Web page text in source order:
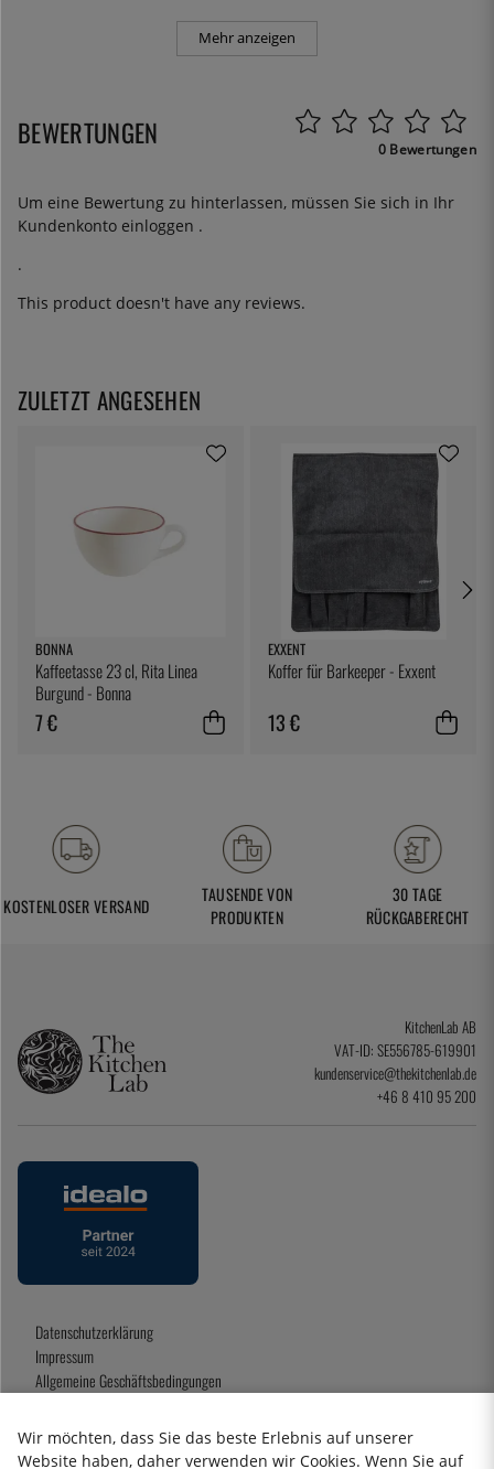
Mehr anzeigen
BEWERTUNGEN 0 Bewertungen
Um eine Bewertung zu hinterlassen, müssen Sie sich in Ihr
Kundenkonto einloggen .
.
This product doesn't have any reviews.
ZULETZT ANGESEHEN
BONNA
Kaffeetasse 23 cl, Rita Linea
Burgund - Bonna
7 €
EXXENT
Koffer für Barkeeper - Exxent
13 €
KOSTENLOSER VERSAND
TAUSENDE VON
PRODUKTEN
30 TAGE
RÜCKGABERECHT
KitchenLab AB
VAT-ID: SE556785-619901
kundenservice@thekitchenlab.de
+46 8 410 95 200
Datenschutzerklärung
Impressum
Allgemeine Geschäftsbedingungen
Wir möchten, dass Sie das beste Erlebnis auf unserer
Website haben, daher verwenden wir Cookies. Wenn Sie auf